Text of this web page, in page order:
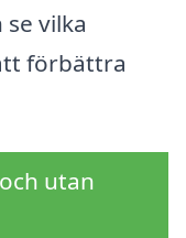
vilka
förbättra
utan